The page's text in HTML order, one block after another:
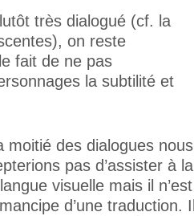
très dialogué (cf. la
on reste
fait de ne pas
la subtilité et
moitié des dialogues nous
pas d’assister à la
visuelle mais il n’est
d’une traduction. Il